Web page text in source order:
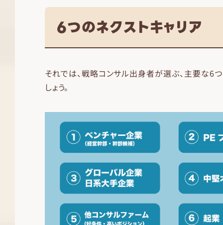
6つのネクストキャリア
それでは、戦略コンサル出身者が選ぶ、主要な6
しょう。